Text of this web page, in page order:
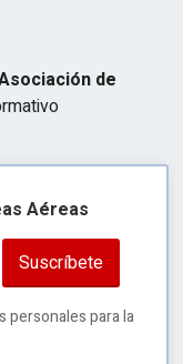
de
Aéreas
Suscríbete
para la